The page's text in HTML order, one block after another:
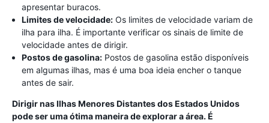
apresentar buracos.
Limites de velocidade: Os limites de velocidade variam de
ilha para ilha. É importante verificar os sinais de limite de
velocidade antes de dirigir.
Postos de gasolina: Postos de gasolina estão disponíveis
em algumas ilhas, mas é uma boa ideia encher o tanque
antes de sair.
Dirigir nas Ilhas Menores Distantes dos Estados Unidos
pode ser uma ótima maneira de explorar a área. É